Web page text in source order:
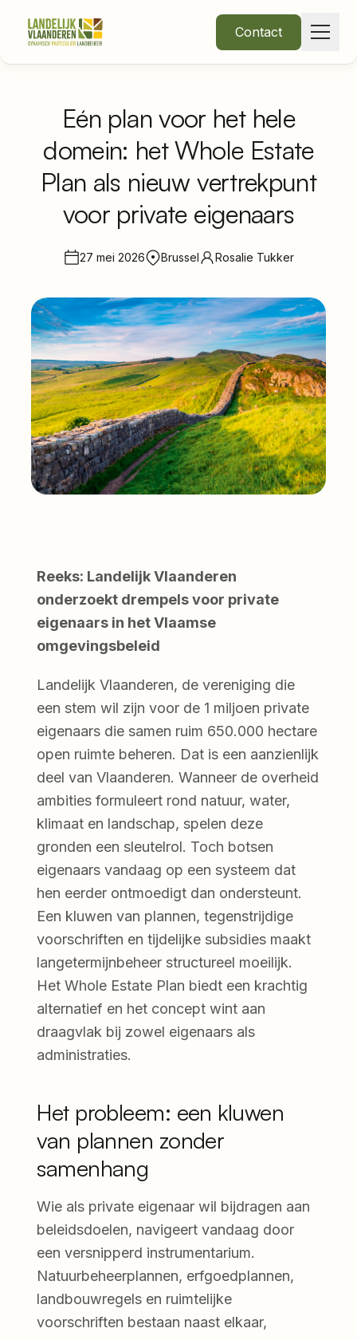
Contact
Over Ons
Thema's
Word lidInloggen
Eén plan voor het hele
domein: het Whole Estate
Plan als nieuw vertrekpunt
voor private eigenaars
27 mei 2026 Brussel Rosalie Tukker
Reeks: Landelijk Vlaanderen
onderzoekt drempels voor private
eigenaars in het Vlaamse
omgevingsbeleid
Landelijk Vlaanderen, de vereniging die
een stem wil zijn voor de 1 miljoen private
eigenaars die samen ruim 650.000 hectare
open ruimte beheren. Dat is een aanzienlijk
deel van Vlaanderen. Wanneer de overheid
ambities formuleert rond natuur, water,
klimaat en landschap, spelen deze
gronden een sleutelrol. Toch botsen
eigenaars vandaag op een systeem dat
hen eerder ontmoedigt dan ondersteunt.
Een kluwen van plannen, tegenstrijdige
voorschriften en tijdelijke subsidies maakt
langetermijnbeheer structureel moeilijk.
Het Whole Estate Plan biedt een krachtig
alternatief en het concept wint aan
draagvlak bij zowel eigenaars als
administraties.
Het probleem: een kluwen
van plannen zonder
samenhang
Wie als private eigenaar wil bijdragen aan
beleidsdoelen, navigeert vandaag door
een versnipperd instrumentarium.
Natuurbeheerplannen, erfgoedplannen,
landbouwregels en ruimtelijke
voorschriften bestaan naast elkaar,